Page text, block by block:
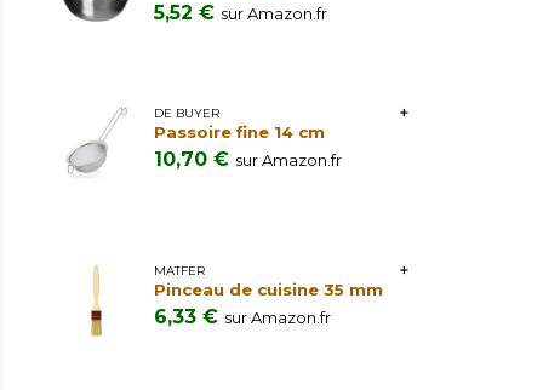
5,52 € sur Amazon.fr
DE BUYER
Passoire fine 14 cm
10,70 € sur Amazon.fr
MATFER
Pinceau de cuisine 35 mm
6,33 € sur Amazon.fr